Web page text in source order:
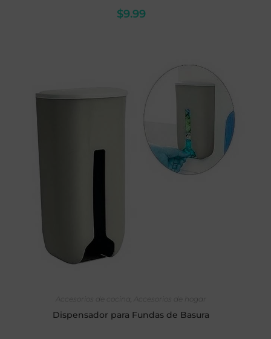
$9.99
Accesorios de cocina, Accesorios de hogar
Dispensador para Fundas de Basura